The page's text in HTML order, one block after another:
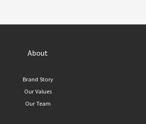
About
Brand Story
Our Values
Our Team